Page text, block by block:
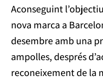
Aconseguint
nova marca a
desembre amb una
ampolles, després
reconeixement de la